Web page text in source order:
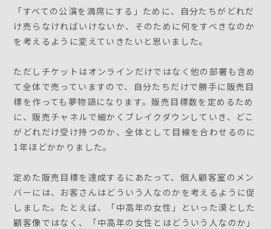
「すべての公演を満席にする」ために、自分たちがどれだ
け売らなければいけないか、そのために何をすべきなのか
を考えるように変えていきたいと思いました。
ただしチケットはオンラインだけではなく他の部署も含め
て全体で売っていますので、自分たちだけで勝手に販売目
標を作っても夢物語になります。販売目標数を定めるため
に、販売チャネルで細かくブレイクダウンしていき、どこ
がどれだけ受け持つのか、全体として目線を合わせるのに
1年ほどかかりました。
定めた販売目標を達成するにあたって、個人顧客室のメン
バーには、お客さんはどういう人なのかを考えるように促
しました。たとえば、「中高年の女性」といった漠とした
顧客像ではなく、「中高年の女性とはどういう人なのか」